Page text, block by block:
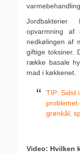
varmebehandling.
opvarmning
nedkølingen af
giftige toksiner.
række basale
mad i køkkenet.
TIP: Sidst
problemet
grønkål,
Video: Hvilken